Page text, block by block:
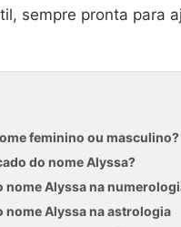
sempre pronta para
feminino ou masculino?
do nome Alyssa?
nome Alyssa na
nome Alyssa na astrologia